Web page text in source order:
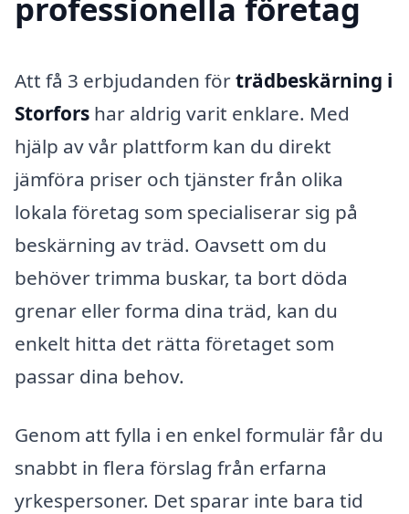
professionella företag
Att få 3 erbjudanden förträdbeskärning i
Storfors har aldrig varit enklare. Med
hjälp av vår plattform kan du direkt
jämföra priser och tjänster från olika
lokala företag som specialiserar sig på
beskärning av träd. Oavsett om du
behöver trimma buskar, ta bort döda
grenar eller forma dina träd, kan du
enkelt hitta det rätta företaget som
passar dina behov.
Genom att fylla i en enkel formulär får du
snabbt in flera förslag från erfarna
yrkespersoner. Det sparar inte bara tid